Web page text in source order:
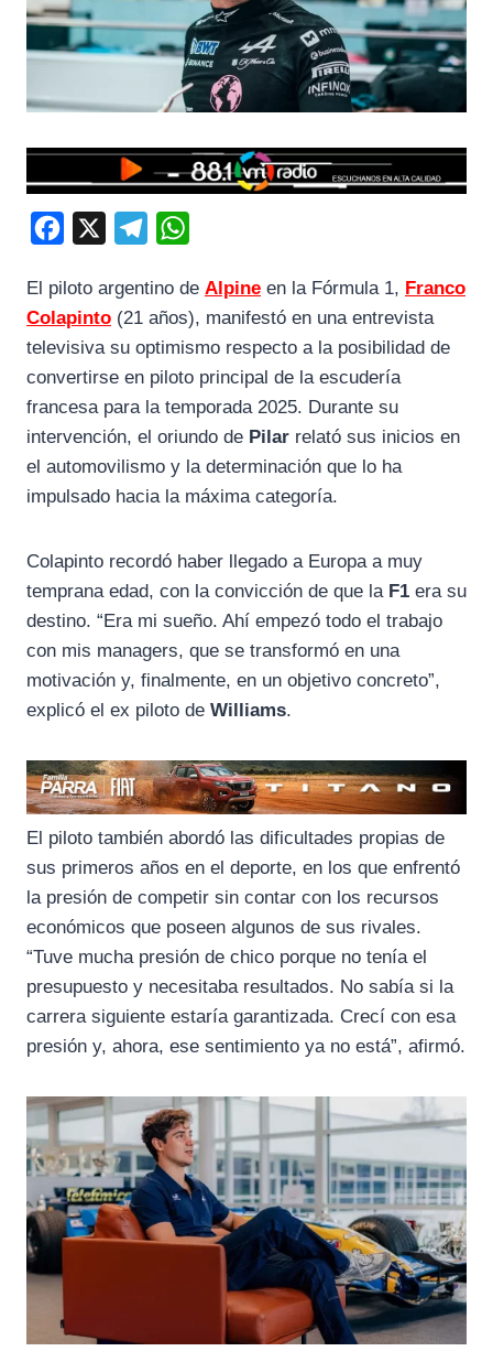
c
e
b
k
l
e
g
r
a
m
a
t
s
A
p
El piloto argentino de Alpine en la Fórmula 1, Franco
Colapinto (21 años), manifestó en una entrevista
televisiva su optimismo respecto a la posibilidad de
convertirse en piloto principal de la escudería
francesa para la temporada 2025. Durante su
intervención, el oriundo de Pilar relató sus inicios en
el automovilismo y la determinación que lo ha
impulsado hacia la máxima categoría.
Colapinto recordó haber llegado a Europa a muy
temprana edad, con la convicción de que la F1 era su
destino. “Era mi sueño. Ahí empezó todo el trabajo
con mis managers, que se transformó en una
motivación y, finalmente, en un objetivo concreto”,
explicó el ex piloto de Williams.
El piloto también abordó las dificultades propias de
sus primeros años en el deporte, en los que enfrentó
la presión de competir sin contar con los recursos
económicos que poseen algunos de sus rivales.
“Tuve mucha presión de chico porque no tenía el
presupuesto y necesitaba resultados. No sabía si la
carrera siguiente estaría garantizada. Crecí con esa
presión y, ahora, ese sentimiento ya no está”, afirmó.